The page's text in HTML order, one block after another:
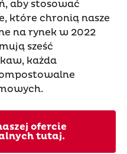
aby stosować
które chronią nasze
na rynek w 2022
sześć
każda
ofercie
tutaj.